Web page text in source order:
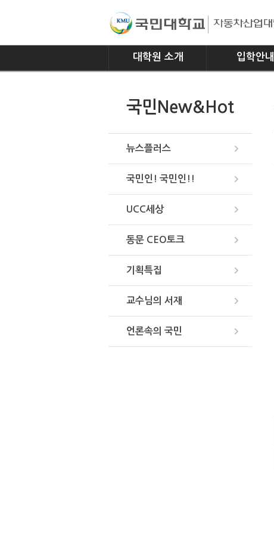
대학원 소개
연혁
입학안내
국민New&Hot
뉴스플러스
국민인! 국민인!!
UCC세상
동문 CEO토크
기획특집
교수님의 서재
언론속의 국민